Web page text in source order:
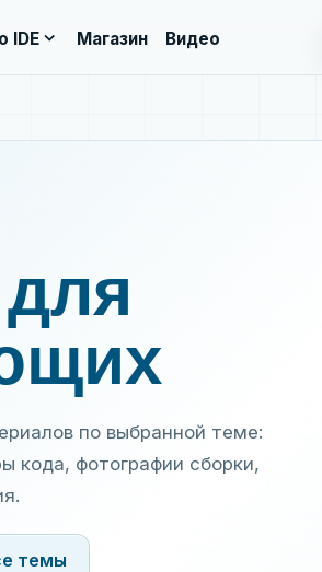
IDEexpand_more Магазин Видео
по выбранной теме:
кода, фотографии сборки,
темы